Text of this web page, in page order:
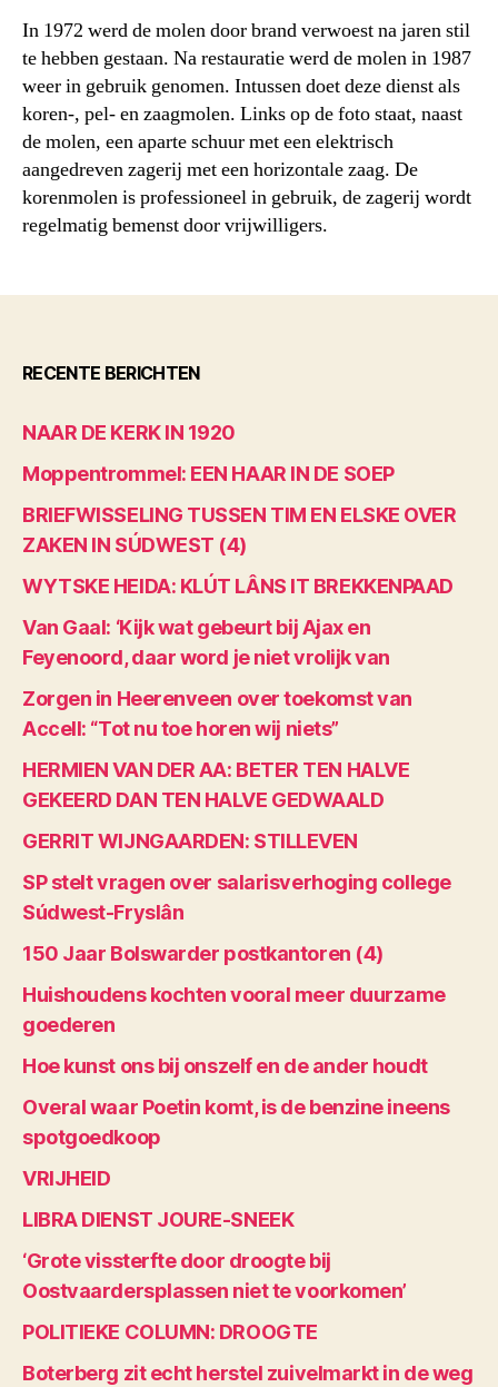
In 1972 werd de molen door brand verwoest na jaren stil
te hebben gestaan. Na restauratie werd de molen in 1987
weer in gebruik genomen. Intussen doet deze dienst als
koren-, pel- en zaagmolen. Links op de foto staat, naast
de molen, een aparte schuur met een elektrisch
aangedreven zagerij met een horizontale zaag. De
korenmolen is professioneel in gebruik, de zagerij wordt
regelmatig bemenst door vrijwilligers.
RECENTE BERICHTEN
NAAR DE KERK IN 1920
Moppentrommel: EEN HAAR IN DE SOEP
BRIEFWISSELING TUSSEN TIM EN ELSKE OVER
ZAKEN IN SÚDWEST (4)
WYTSKE HEIDA: KLÚT LÂNS IT BREKKENPAAD
Van Gaal: ‘Kijk wat gebeurt bij Ajax en
Feyenoord, daar word je niet vrolijk van
Zorgen in Heerenveen over toekomst van
Accell: “Tot nu toe horen wij niets”
HERMIEN VAN DER AA: BETER TEN HALVE
GEKEERD DAN TEN HALVE GEDWAALD
GERRIT WIJNGAARDEN: STILLEVEN
SP stelt vragen over salarisverhoging college
Súdwest-Fryslân
150 Jaar Bolswarder postkantoren (4)
Huishoudens kochten vooral meer duurzame
goederen
Hoe kunst ons bij onszelf en de ander houdt
Overal waar Poetin komt, is de benzine ineens
spotgoedkoop
VRIJHEID
LIBRA DIENST JOURE-SNEEK
‘Grote vissterfte door droogte bij
Oostvaardersplassen niet te voorkomen’
POLITIEKE COLUMN: DROOGTE
Boterberg zit echt herstel zuivelmarkt in de weg